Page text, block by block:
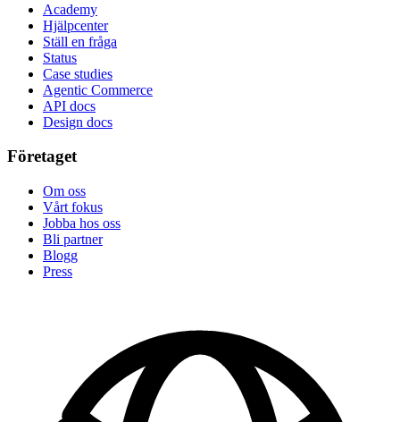
Academy
Hjälpcenter
Ställ en fråga
Status
Case studies
Agentic Commerce
API docs
Design docs
Företaget
Om oss
Vårt fokus
Jobba hos oss
Bli partner
Blogg
Press